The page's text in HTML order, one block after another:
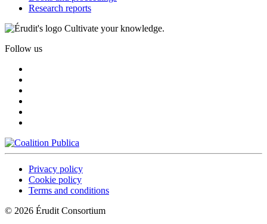
Research reports
Cultivate your knowledge.
Follow us
Privacy policy
Cookie policy
Terms and conditions
© 2026 Érudit Consortium